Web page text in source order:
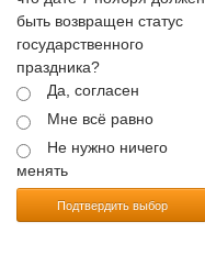
быть возвращен статус
государственного
праздника?
Да, согласен
Мне всё равно
Не нужно ничего
менять
Подтвердить выбор